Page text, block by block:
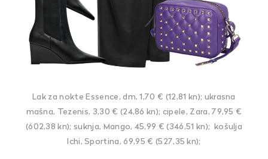
Lak za nokte Essence, dm, 1,70 € (12,81 kn); ukrasna
mašna, Tezenis, 3,30 € (24,86 kn); cipele, Zara, 79,95 €
(602,38 kn); suknja, Mango, 45,99 € (346,51 kn); košulja
Ichi, Sportina, 69,95 € (527,35 kn);